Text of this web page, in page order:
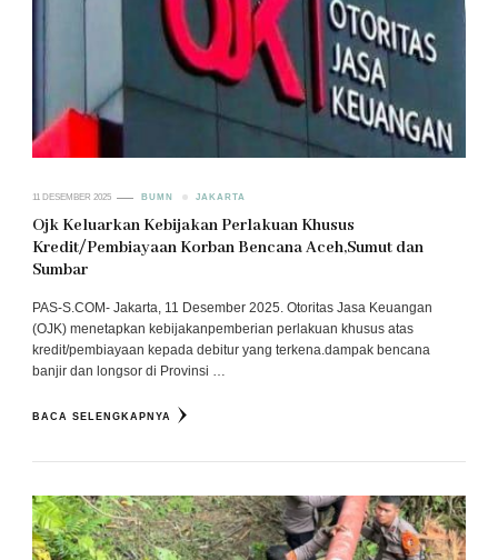
11 DESEMBER 2025 BUMN JAKARTA
Ojk Keluarkan Kebijakan Perlakuan Khusus
Kredit/Pembiayaan Korban Bencana Aceh,Sumut dan
Sumbar
PAS-S.COM- Jakarta, 11 Desember 2025. Otoritas Jasa Keuangan
(OJK) menetapkan kebijakanpemberian perlakuan khusus atas
kredit/pembiayaan kepada debitur yang terkena.dampak bencana
banjir dan longsor di Provinsi …
BACA SELENGKAPNYA